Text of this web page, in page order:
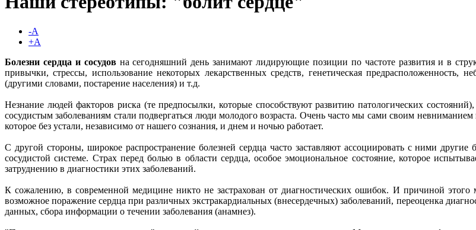
-A
+A
Болезни сердца и сосудовна сегодняшний день занимают лидирующие позиции по частоте развития и в
привычки, стрессы, использование некоторых лекарственных средств, генетическая предрасположенность,
(другими словами, постарение населения) и т.д.
Незнание людей факторов риска (те предпосылки, которые способствуют развитию патологических
сосудистым заболеваниям стали подвергаться люди молодого возраста. Очень часто мы сами своим
которое без устали, независимо от нашего сознания, и днем и ночью работает.
С другой стороны, широкое распространение болезней сердца часто заставляют ассоциировать с ними
сосудистой системе. Страх перед болью в области сердца, особое эмоциональное состояние, которое
затруднению в диагностики этих заболеваний.
К сожалению, в современной медицине никто не застрахован от диагностических ошибок. И причиной
возможное поражение сердца при различных экстракардиальных (внесердечных) заболеваний, переоценка
данных, сбора информации о течении заболевания (анамнез).